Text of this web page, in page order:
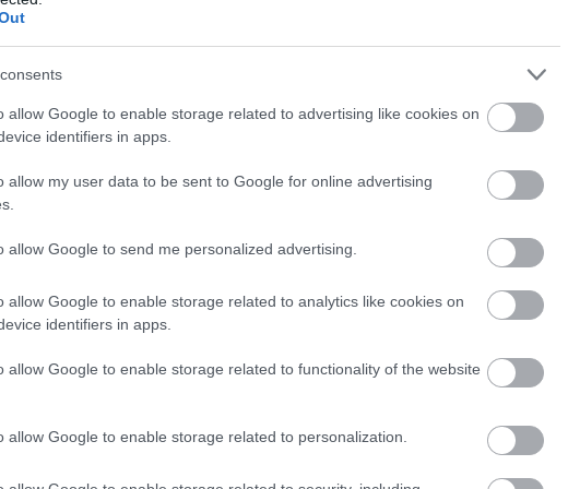
allow Google to enable storage related to advertising like cookies on
identifiers in apps.
allow my user data to be sent to Google for online advertising
allow Google to send me personalized advertising.
allow Google to enable storage related to analytics like cookies on
identifiers in apps.
allow Google to enable storage related to functionality of the website
allow Google to enable storage related to personalization.
nosauc
– tā var
ietekmēt tavu
puspiekabē atrod
kontrabandas kravu
vairāku miljonu vērtībā
izglītības iestādē un saņem
jāiesniedz izziņa no skolas, lai saņemtu
turpmāko periodu pabalsts netiks izmaksāts,